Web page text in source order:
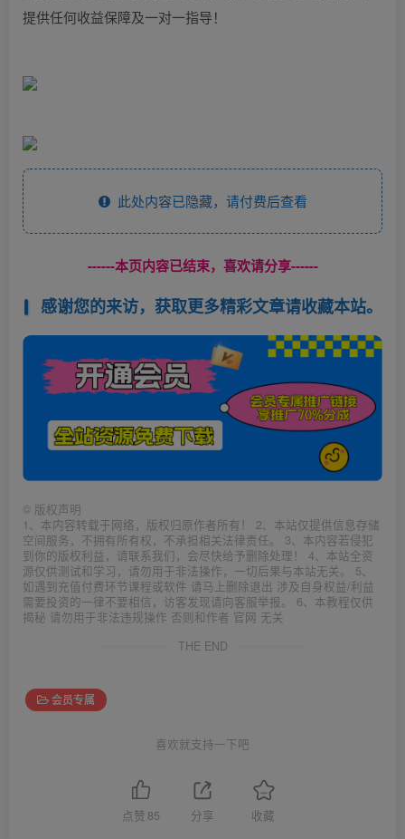
提供任何收益保障及一对一指导！
此处内容已隐藏，请付费后查看
------本页内容已结束，喜欢请分享------
感谢您的来访，获取更多精彩文章请收藏本站。
© 版权声明
1、本内容转载于网络，版权归原作者所有！ 2、本站仅提供信息存储
空间服务，不拥有所有权，不承担相关法律责任。 3、本内容若侵犯
到你的版权利益，请联系我们，会尽快给予删除处理！ 4、本站全资
源仅供测试和学习，请勿用于非法操作，一切后果与本站无关。 5、
如遇到充值付费环节课程或软件 请马上删除退出 涉及自身权益/利益
需要投资的一律不要相信，访客发现请向客服举报。 6、本教程仅供
揭秘 请勿用于非法违规操作 否则和作者 官网 无关
THE END
会员专属
喜欢就支持一下吧
点赞 85 分享 收藏